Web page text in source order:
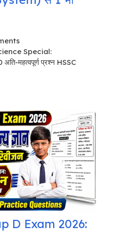
Special:
महत्वपूर्ण प्रश्न HSSC
D Exam 2026: